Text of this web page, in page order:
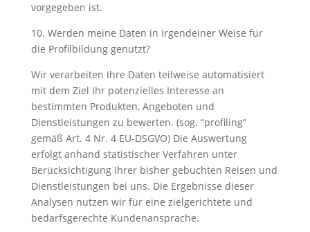
vorgegeben ist.
10. Werden meine Daten in irgendeiner Weise für
die Profilbildung genutzt?
Wir verarbeiten Ihre Daten teilweise automatisiert
mit dem Ziel Ihr potenzielles Interesse an
bestimmten Produkten, Angeboten und
Dienstleistungen zu bewerten. (sog. “profiling”
gemäß Art. 4 Nr. 4 EU-DSGVO) Die Auswertung
erfolgt anhand statistischer Verfahren unter
Berücksichtigung Ihrer bisher gebuchten Reisen und
Dienstleistungen bei uns. Die Ergebnisse dieser
Analysen nutzen wir für eine zielgerichtete und
bedarfsgerechte Kundenansprache.